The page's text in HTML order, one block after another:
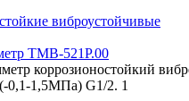
виброустойчивые
ТМВ-521Р.00
коррозионостойкий
0,1-1,5МПа) G1/2. 1